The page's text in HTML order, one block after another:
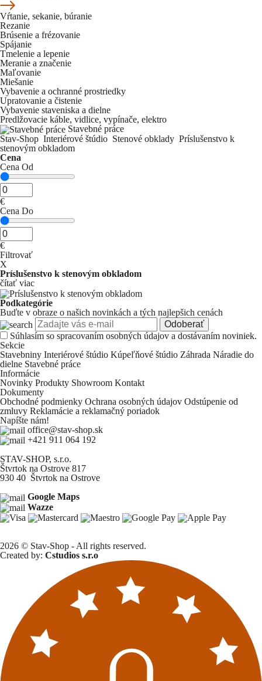
Vŕtanie, sekanie, búranie
Rezanie
Brúsenie a frézovanie
Spájanie
Tmelenie a lepenie
Meranie a značenie
Maľovanie
Miešanie
Vybavenie a ochranné prostriedky
Upratovanie a čistenie
Vybavenie staveniska a dielne
Predlžovacie káble, vidlice, vypínače, elektro
Stavebné práce
Stav-Shop Interiérové štúdio Stenové obklady Príslušenstvo k
stenovým obkladom
Cena
Cena Od
€
Cena Do
€
Filtrovať
X
Príslušenstvo k stenovým obkladom
čítať viac
Podkategórie
Buďte v obraze o našich novinkách a tých najlepšich cenách
Odoberať
Súhlasím so spracovaním osobných údajov a dostávaním noviniek.
Sekcie
Stavebniny Interiérové štúdio Kúpeľňové štúdio Záhrada Náradie do
dielne Stavebné práce
Informácie
Novinky Produkty Showroom Kontakt
Dokumenty
Obchodné podmienky Ochrana osobných údajov Odstúpenie od
zmluvy Reklamácie a reklamačný poriadok
Napíšte nám!
office@stav-shop.sk
+421 911 064 192
STAV-SHOP, s.r.o.
Štvrtok na Ostrove 817
930 40 Štvrtok na Ostrove
Google Maps
Wazze
2026 © Stav-Shop - All rights reserved.
Created by: Cstudios s.r.o